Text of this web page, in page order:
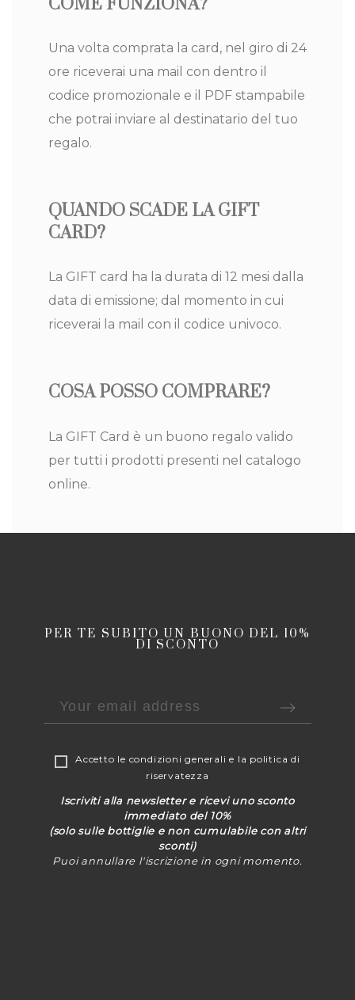
Una volta comprata la card, nel giro di 24
ore riceverai una mail con dentro il
codice promozionale e il PDF stampabile
che potrai inviare al destinatario del tuo
regalo.
QUANDO SCADE LA GIFT
CARD?
La GIFT card ha la durata di 12 mesi dalla
data di emissione; dal momento in cui
riceverai la mail con il codice univoco.
COSA POSSO COMPRARE?
La GIFT Card è un buono regalo valido
per tutti i prodotti presenti nel catalogo
online.
PER TE SUBITO UN BUONO DEL 10%
DI SCONTO
Accetto le condizioni generali e la politica di
riservatezza
Iscriviti alla newsletter e ricevi uno sconto
immediato del 10%
(solo sulle bottiglie e non cumulabile con altri
sconti)
Puoi annullare l'iscrizione in ogni momento.